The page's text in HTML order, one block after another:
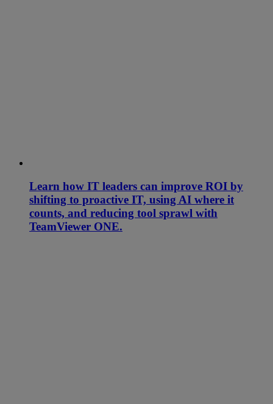
Learn how IT leaders can improve ROI by
shifting to proactive IT, using AI where it
counts, and reducing tool sprawl with
TeamViewer ONE.